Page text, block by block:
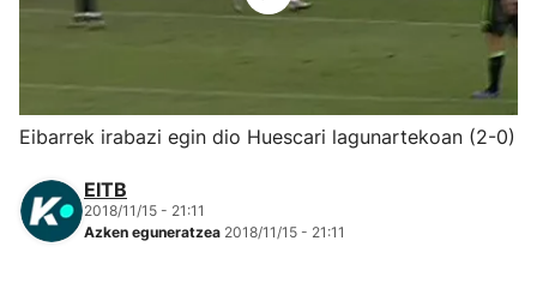
Herri-kirolak
Atletismoa
Eibarrek irabazi egin dio Huescari lagunartekoan (2-0)
EITB
2018/11/15 - 21:11
Azken eguneratzea 2018/11/15 - 21:11